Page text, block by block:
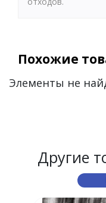
Похожие
Элементы не
Другие